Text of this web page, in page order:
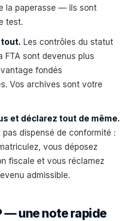
la paperasse — ils sont
test.
tout. Les contrôles du statut
FTA sont devenus plus
fondés
Vos archives sont votre
et déclarez tout de même.
pas dispensé de conformité :
vous déposez
fiscale et vous réclamez
admissible.
— une note rapide